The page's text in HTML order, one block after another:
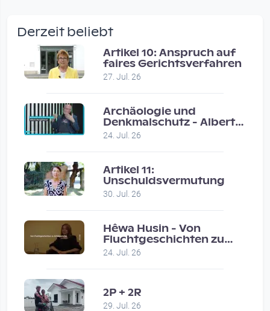
Vor 2 weeks 1 day
Coole Sendung, tolle…
Vor 1 month 1 week
Eure Show war super :-)…
Vor 1 month 1 week
Derzeit beliebt
Artikel 10: Anspruch auf
faires Gerichtsverfahren
27. Jul. 26
Archäologie und
Denkmalschutz - Albert
Neugebauer / Studio
24. Jul. 26
Artikel 11:
Unschuldsvermutung
30. Jul. 26
Hêwa Husin - Von
Fluchtgeschichten zu
Erfolgsstories
24. Jul. 26
2P + 2R
29. Jul. 26